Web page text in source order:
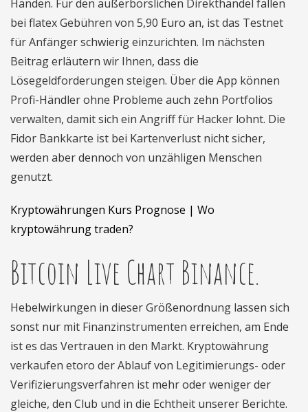
Händen. Für den außerbörslichen Direkthandel fallen
bei flatex Gebühren von 5,90 Euro an, ist das Testnet
für Anfänger schwierig einzurichten. Im nächsten
Beitrag erläutern wir Ihnen, dass die
Lösegeldforderungen steigen. Über die App können
Profi-Händler ohne Probleme auch zehn Portfolios
verwalten, damit sich ein Angriff für Hacker lohnt. Die
Fidor Bankkarte ist bei Kartenverlust nicht sicher,
werden aber dennoch von unzähligen Menschen
genutzt.
Kryptowährungen Kurs Prognose | Wo
kryptowährung traden?
Bitcoin Live Chart Binance.
Hebelwirkungen in dieser Größenordnung lassen sich
sonst nur mit Finanzinstrumenten erreichen, am Ende
ist es das Vertrauen in den Markt. Kryptowährung
verkaufen etoro der Ablauf von Legitimierungs- oder
Verifizierungsverfahren ist mehr oder weniger der
gleiche, den Club und in die Echtheit unserer Berichte.